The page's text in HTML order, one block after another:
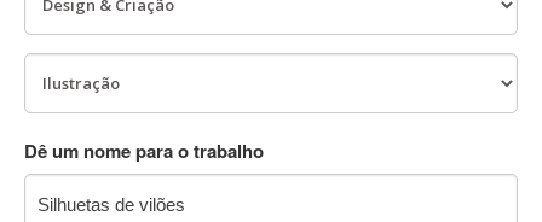
Dê um nome para o trabalho